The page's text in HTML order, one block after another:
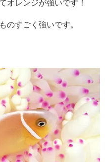
オレンジが強いです！
のすごく強いです。